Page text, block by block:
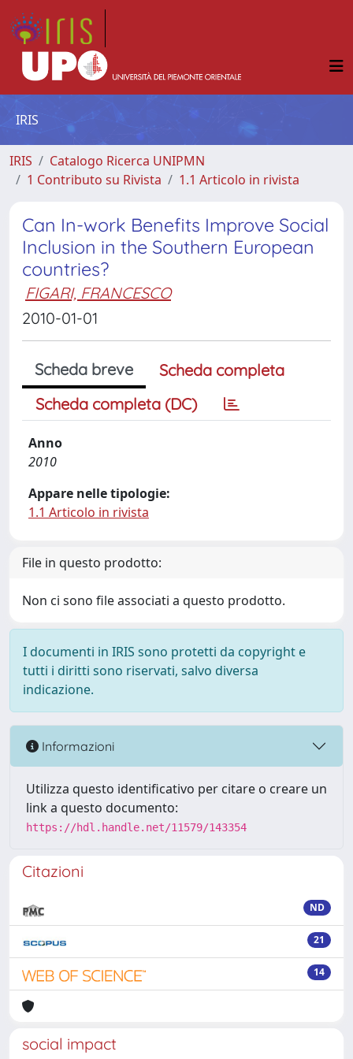
IRIS
IRIS
Catalogo Ricerca UNIPMN
1 Contributo su Rivista
1.1 Articolo in rivista
Can In-work Benefits Improve Social
Inclusion in the Southern European
countries?
FIGARI, FRANCESCO
2010-01-01
Scheda breve
Scheda completa
Scheda completa (DC)
Anno
2010
Appare nelle tipologie:
1.1 Articolo in rivista
File in questo prodotto:
Non ci sono file associati a questo prodotto.
I documenti in IRIS sono protetti da copyright e
tutti i diritti sono riservati, salvo diversa
indicazione.
Informazioni
Utilizza questo identificativo per citare o creare un
link a questo documento:
https://hdl.handle.net/11579/143354
Citazioni
ND
21
14
social impact